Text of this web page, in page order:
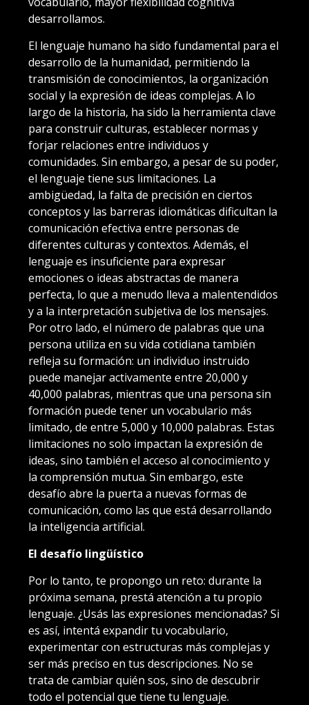
desarrollamos.
El lenguaje humano ha sido fundamental para el
desarrollo de la humanidad, permitiendo la
transmisión de conocimientos, la organización
social y la expresión de ideas complejas. A lo
largo de la historia, ha sido la herramienta clave
para construir culturas, establecer normas y
forjar relaciones entre individuos y
comunidades. Sin embargo, a pesar de su poder,
el lenguaje tiene sus limitaciones. La
ambigüedad, la falta de precisión en ciertos
conceptos y las barreras idiomáticas dificultan la
comunicación efectiva entre personas de
diferentes culturas y contextos. Además, el
lenguaje es insuficiente para expresar
emociones o ideas abstractas de manera
perfecta, lo que a menudo lleva a malentendidos
y a la interpretación subjetiva de los mensajes.
Por otro lado, el número de palabras que una
persona utiliza en su vida cotidiana también
refleja su formación: un individuo instruido
puede manejar activamente entre 20,000 y
40,000 palabras, mientras que una persona sin
formación puede tener un vocabulario más
limitado, de entre 5,000 y 10,000 palabras. Estas
limitaciones no solo impactan la expresión de
ideas, sino también el acceso al conocimiento y
la comprensión mutua. Sin embargo, este
desafío abre la puerta a nuevas formas de
comunicación, como las que está desarrollando
la inteligencia artificial.
El desafío lingüístico
Por lo tanto, te propongo un reto: durante la
próxima semana, prestá atención a tu propio
lenguaje. ¿Usás las expresiones mencionadas? Si
es así, intentá expandir tu vocabulario,
experimentar con estructuras más complejas y
ser más preciso en tus descripciones. No se
trata de cambiar quién sos, sino de descubrir
todo el potencial que tiene tu lenguaje.